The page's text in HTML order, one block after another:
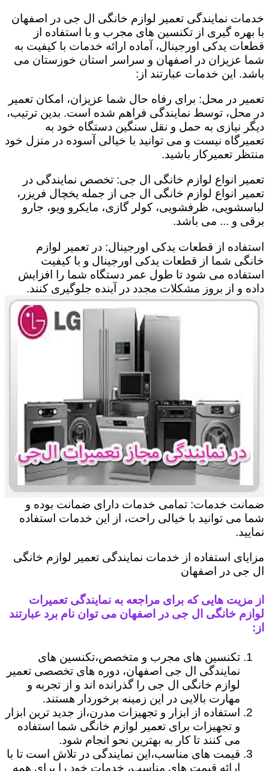
خدمات نمایندگی تعمیر لوازم خانگی ال جی در اصفهان
با بهره گیری از تکنسین های مجرب و با استفاده از
قطعات یدکی اورجینال، آماده ارائه خدمات با کیفیت به
شما عزیزان در اصفهان و سراسر استان خوزستان می
باشد. این خدمات عبارتند از:
تعمیر در محل: برای رفاه حال شما عزیزان، امکان تعمیر
در محل، توسط نمایندگی فراهم شده است. بدین ترتیب،
دیگر نیازی به حمل و نقل سنگین دستگاه خود به
تعمیرگاه نیست و می توانید با خیالی آسوده در منزل خود
منتظر تعمیرکار باشید.
تعمیر انواع لوازم خانگی ال جی: تخصص نمایندگی در
تعمیر انواع لوازم خانگی ال جی از جمله یخچال فریزر،
لباسشویی، ظرفشویی، کولر گازی، مایکرو ویو، جارو
برقی و ... می باشد.
استفاده از قطعات یدکی اورجینال: در تعمیر لوازم
خانگی شما از قطعات یدکی اورجینال و با کیفیت
استفاده می شود تا طول عمر دستگاه شما را افزایش
داده و از بروز مشکلات مجدد در آینده جلوگیری کنند.
ضمانت خدمات: تمامی خدمات دارای ضمانت بوده و
شما می توانید با خیالی راحت، از این خدمات استفاده
نمایید.
مزایای استفاده از خدمات نمایندگی تعمیر لوازم خانگی
ال جی در اصفهان
از مزیت هایی که برای مراجعه به نمایندگی تعمیرات
لوازم خانگی ال جی در اصفهان می توان نام برد عبارتند
از:
تکنسین های مجرب و متخصص،تکنسین های
نمایندگی ال جی اصفهان، دوره های تخصصی تعمیر
لوازم خانگی ال جی را گذرانده اند و از تجربه و
مهارت بالایی در این زمینه برخوردار هستند.
استفاده از ابزار و تجهیزات مدرن،از جدید ترین ابزار
و تجهیزات برای تعمیر لوازم خانگی شما استفاده
می کنند تا کار به بهترین نحو انجام شود.
قیمت های مناسب،این نمایندگی در تلاش است تا با
ارائه قیمت های مناسب، خدمات خود را برای همه